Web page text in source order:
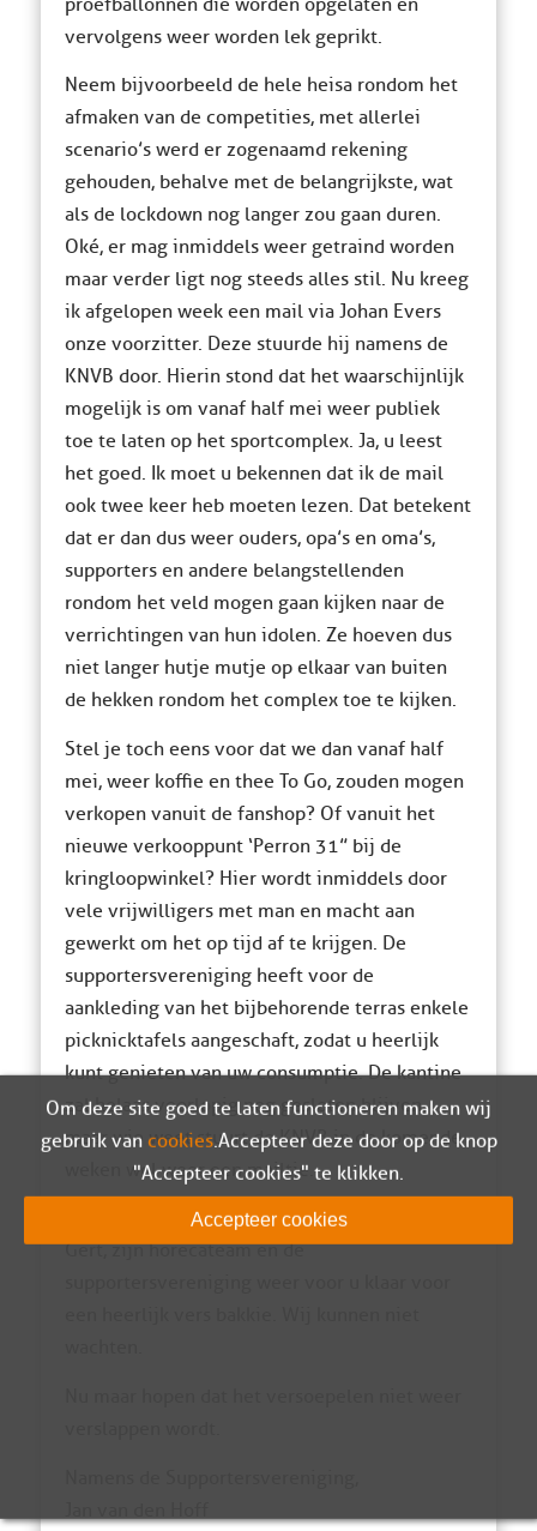
vervolgens weer worden lek geprikt.
Neem bijvoorbeeld de hele heisa rondom het
afmaken van de competities, met allerlei
scenario’s werd er zogenaamd rekening
gehouden, behalve met de belangrijkste, wat
als de lockdown nog langer zou gaan duren.
Oké, er mag inmiddels weer getraind worden
maar verder ligt nog steeds alles stil. Nu kreeg
ik afgelopen week een mail via Johan Evers
onze voorzitter. Deze stuurde hij namens de
KNVB door. Hierin stond dat het waarschijnlijk
mogelijk is om vanaf half mei weer publiek
toe te laten op het sportcomplex. Ja, u leest
het goed. Ik moet u bekennen dat ik de mail
ook twee keer heb moeten lezen. Dat betekent
dat er dan dus weer ouders, opa’s en oma’s,
supporters en andere belangstellenden
rondom het veld mogen gaan kijken naar de
verrichtingen van hun idolen. Ze hoeven dus
niet langer hutje mutje op elkaar van buiten
de hekken rondom het complex toe te kijken.
Stel je toch eens voor dat we dan vanaf half
mei, weer koffie en thee To Go, zouden mogen
verkopen vanuit de fanshop? Of vanuit het
nieuwe verkooppunt ‘Perron 31” bij de
kringloopwinkel? Hier wordt inmiddels door
vele vrijwilligers met man en macht aan
gewerkt om het op tijd af te krijgen. De
supportersvereniging heeft voor de
aankleding van het bijbehorende terras enkele
picknicktafels aangeschaft, zodat u heerlijk
kunt genieten van uw consumptie. De kantine
zal helaas voorlopig nog gesloten blijven,
maar wie weet stuurt de KNVB in de komende
weken wel weer een mailtje.
Maar als het vanaf half mei weer mag staan
Gert, zijn horecateam en de
Om deze site goed te laten functioneren maken wij
gebruik van cookies. Accepteer deze door op de knop
"Accepteer cookies" te klikken.
Accepteer cookies